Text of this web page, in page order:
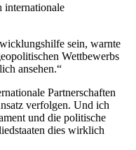
internationale
sein, warnte
Wettbewerbs
ansehen.“
Partnerschaften
verfolgen. Und ich
und die politische
dies wirklich